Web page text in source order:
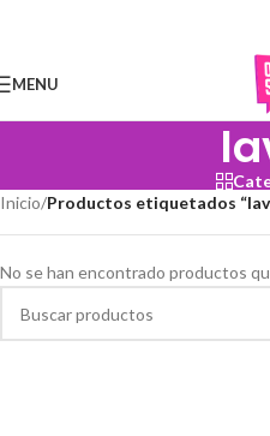
MENU
Inicio/Productos etiquetados
No se han encontrado productos